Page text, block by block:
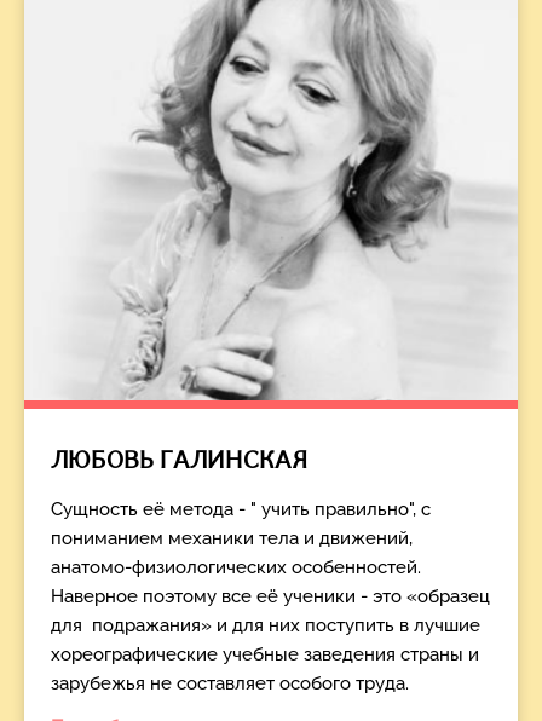
ЛЮБОВЬ ГАЛИНСКАЯ
Сущность её метода - " учить правильно", с
пониманием механики тела и движений,
анатомо-физиологических особенностей.
Наверное поэтому все её ученики - это «образец
для подражания» и для них поступить в лучшие
хореографические учебные заведения страны и
зарубежья не составляет особого труда.